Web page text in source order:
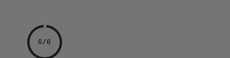
6/6